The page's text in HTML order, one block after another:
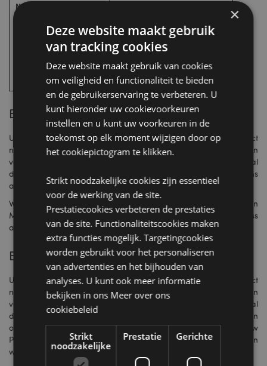
Naam rekeninghouder
Bankrekeningnummer
Swift/BIC code
PL72 1940 1210 0103 7585 0011
0000
AGRIPLPRXXX
CREDIT AGRICOLE
Betalen met creditcard
Uw betaling wordt direct verwerkt. De goederen worden direct
na verwerking van de betaling doorgestuurd naar het magazijn
voor uitgezocht, ingepakt en verzonden te worden. In het geval
dat uw creditcard geweigerd wordt, dan ontvangt u van ons
alsnog een proforma factuur om te betalen.
Wij accepteren alle gangbare creditcards inclusief Visa en
Mastercard. We kunnen helaas geen American Express
accepteren.
Betalen met PayPal
Uw betaling wordt direct verwerkt. De goederen worden direct
na verwerking van de betaling doorgestuurd naar het magazijn
voor uitgezocht, ingepakt en verzonden te worden. In het geval
dat uw betaling niet succesvol is verlopen, dan ontvangt u van
ons alsnog een proforma factuur om te betalen. Wanneer u uw
PayPal betaling heeft verricht en ons dit laat weten, kan kunnen
wij uw order sneller naar het magazijn doorsturen.
×
Deze website maakt gebruik
van tracking cookies
Deze website maakt gebruik van cookies
om veiligheid en functionaliteit te bieden
en de gebruikerservaring te verbeteren. U
kunt hieronder uw cookievoorkeuren
instellen en u kunt uw voorkeuren in de
toekomst op elk moment wijzigen door op
het cookiepictogram te klikken.
Strikt noodzakelijke cookies zijn essentieel
voor de werking van de site.
Prestatiecookies verbeteren de prestaties
van de site. Functionaliteitscookies maken
extra functies mogelijk. Targetingcookies
worden gebruikt voor het personaliseren
van advertenties en het bijhouden van
analyses. U kunt ook meer informatie
bekijken in ons Meer over ons
cookiebeleid
Strikt
noodzakelijke
Prestatie Gerichte